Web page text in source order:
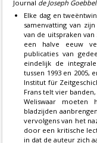
Journal de Joseph
Elke dag en
samenvatting van
van de uitspraken
een halve eeuw
publicaties van
eindelijk de
tussen 1993 en 2005,
Institut für
Frans telt vier
Weliswaar moeten
bladzijden
vervolgens van het
door een kritische
in dat de auteur zich